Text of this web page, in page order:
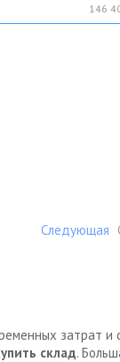
146
Следующая
затрат
склад.